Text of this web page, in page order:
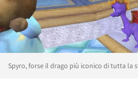
Spyro, forse il drago più iconico di tutta la